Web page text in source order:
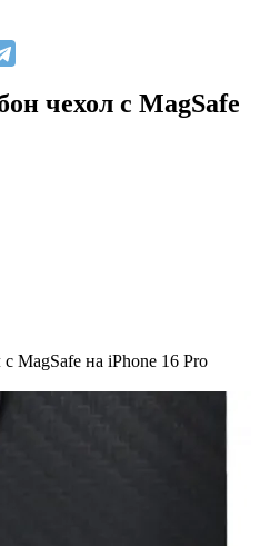
чехол с MagSafe
MagSafe на iPhone 16 Pro